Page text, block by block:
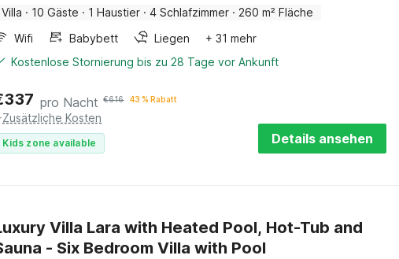
Villa · 10 Gäste · 1 Haustier · 4 Schlafzimmer · 260 m² Fläche
Wifi
Babybett Liegen
+ 31 mehr
Kostenlose Stornierung bis zu 28 Tage vor Ankunft
337 pro Nacht €616 43 % Rabatt
Zusätzliche Kosten
Kids zone available Details ansehen
Villa Lara with Heated Pool, Hot-Tub and
- Six Bedroom Villa with Pool